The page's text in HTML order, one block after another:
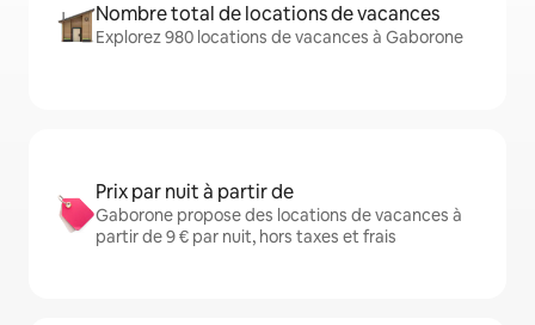
Nombre total de locations de vacances
Explorez 980 locations de vacances à Gaborone
Prix par nuit à partir de
Gaborone propose des locations de vacances à
partir de 9 € par nuit, hors taxes et frais